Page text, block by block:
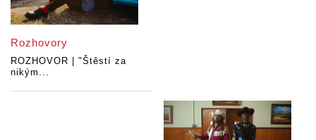
Rozhovory
ROZHOVOR | "Štěstí za
nikým...